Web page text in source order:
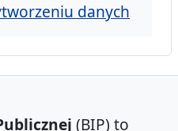
danych
(BIP) to